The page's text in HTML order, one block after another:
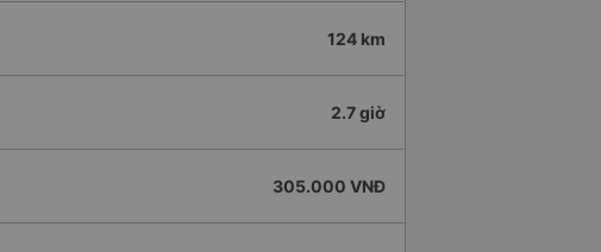
124 km
2.7 giờ
305.000 VNĐ